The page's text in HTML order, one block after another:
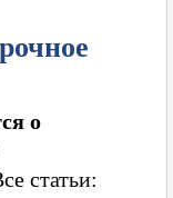
о
статьи: